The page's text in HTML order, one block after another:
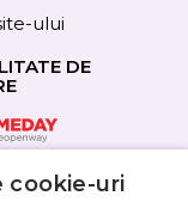
ului
DE
cookie-uri